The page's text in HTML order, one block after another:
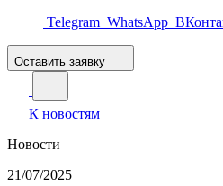
Telegram WhatsApp
Оставить заявку
К новостям
Новости
21/07/2025